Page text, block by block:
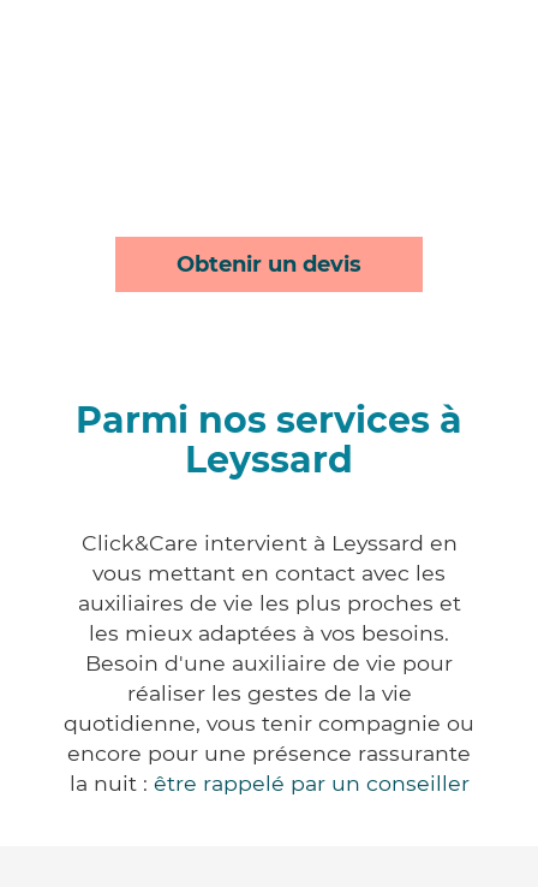
Obtenir un devis
Parmi nos services à
Leyssard
Click&Care intervient à Leyssard en
vous mettant en contact avec les
auxiliaires de vie les plus proches et
les mieux adaptées à vos besoins.
Besoin d'une auxiliaire de vie pour
réaliser les gestes de la vie
quotidienne, vous tenir compagnie ou
encore pour une présence rassurante
la nuit : être rappelé par un conseiller